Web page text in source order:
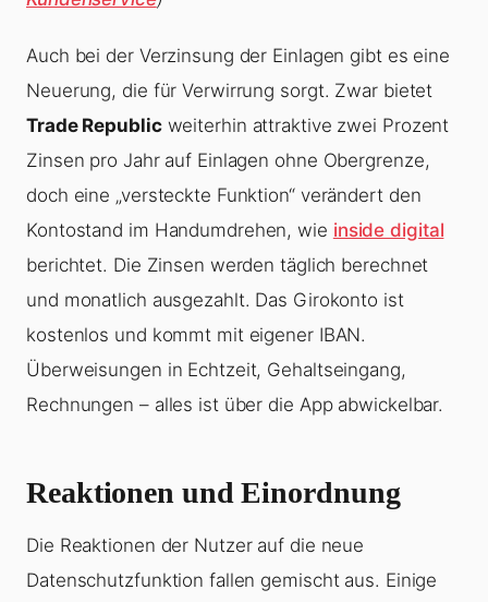
Auch bei der Verzinsung der Einlagen gibt es eine
Neuerung, die für Verwirrung sorgt. Zwar bietet
Trade Republicweiterhin attraktive zwei Prozent
Zinsen pro Jahr auf Einlagen ohne Obergrenze,
doch eine „versteckte Funktion“ verändert den
Kontostand im Handumdrehen, wie inside digital
berichtet. Die Zinsen werden täglich berechnet
und monatlich ausgezahlt. Das Girokonto ist
kostenlos und kommt mit eigener IBAN.
Überweisungen in Echtzeit, Gehaltseingang,
Rechnungen – alles ist über die App abwickelbar.
Reaktionen und Einordnung
Die Reaktionen der Nutzer auf die neue
Datenschutzfunktion fallen gemischt aus. Einige